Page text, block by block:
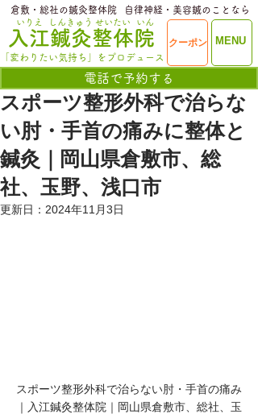
ME
​入江鍼灸整体院
いりえ
MENU
クーポン
電話で予約する
せいたい
しんきゅう いん
「変わりたい気持ち」をプロデュース
​倉敷・総社の鍼灸整体院 ​自律神経・美容鍼のことなら
スポーツ整形外科で治らな
い肘・手首の痛みに整体と
鍼灸｜岡山県倉敷市、総
社、玉野、浅口市
更新日： 2024年11月3日
スポーツ整形外科で治らない肘・手首の痛み
｜入江鍼灸整体院｜岡山県倉敷市、総社、玉